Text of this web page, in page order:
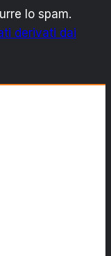
lo spam.
derivati dai